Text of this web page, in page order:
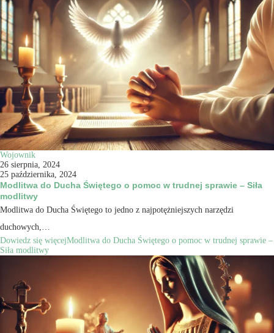
Wojownik
26 sierpnia, 2024
25 października, 2024
Modlitwa do Ducha Świętego o pomoc w trudnej sprawie – Siła
modlitwy
Modlitwa do Ducha Świętego to jedno z najpotężniejszych narzędzi
duchowych,…
Dowiedz się więcejModlitwa do Ducha Świętego o pomoc w trudnej sprawie –
Siła modlitwy